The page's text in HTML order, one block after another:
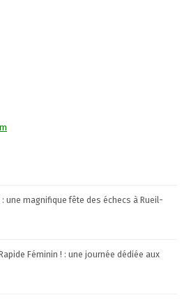
: une magnifique fête des échecs à Rueil-
Féminin ! : une journée dédiée aux